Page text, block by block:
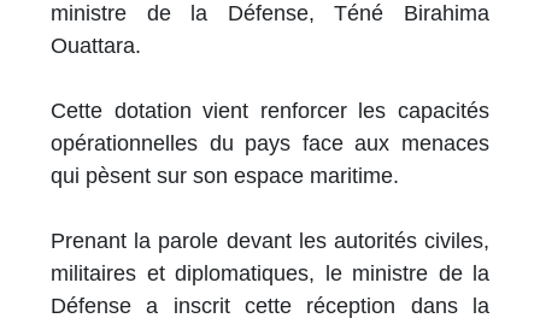
ministre de la Défense, Téné Birahima
Ouattara.
Cette dotation vient renforcer les capacités
opérationnelles du pays face aux menaces
qui pèsent sur son espace maritime.
Prenant la parole devant les autorités civiles,
militaires et diplomatiques, le ministre de la
Défense a inscrit cette réception dans la